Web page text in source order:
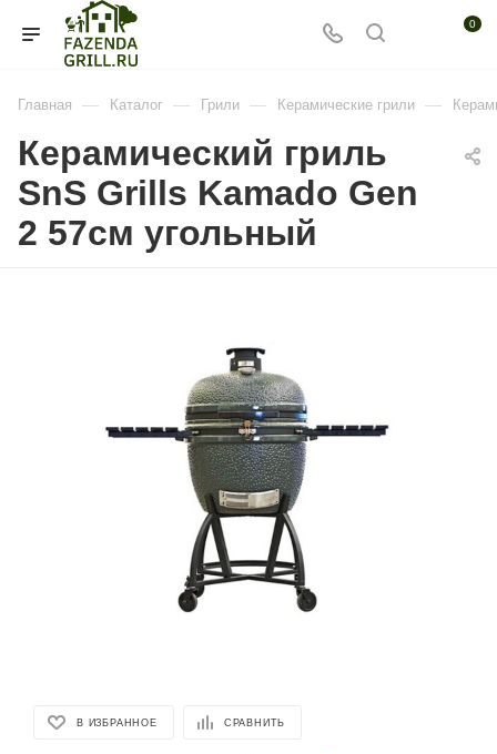
0
Главная — Каталог — Грили — Керамические грили —
Керамический гриль
SnS Grills Kamado Gen
2 57см угольный
В ИЗБРАННОЕ СРАВНИТЬ